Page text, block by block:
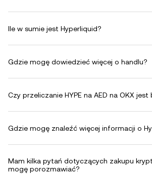
Ile w sumie jest Hyperliquid?
Gdzie mogę dowiedzieć więcej o handlu?
Czy przeliczanie HYPE na AED na OKX
Gdzie mogę znaleźć więcej informacji o
Mam kilka pytań dotyczących zakupu
mogę porozmawiać?